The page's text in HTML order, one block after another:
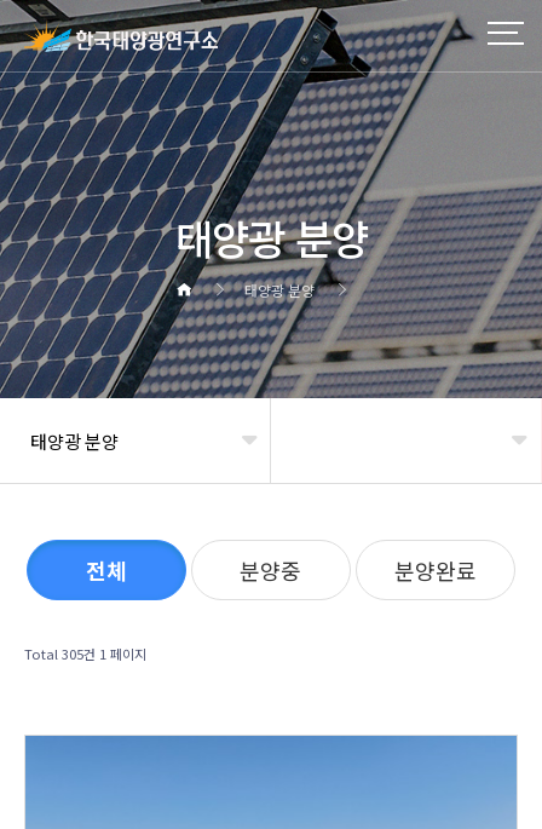
태양광 분양
태양광 분양
태양광 분양
전체 분양중 분양완료
Total 305건 1 페이지